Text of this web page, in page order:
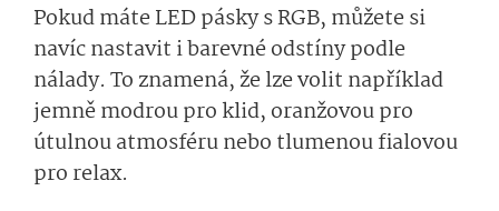
Pokud máte LED pásky s RGB, můžete si
navíc nastavit i barevné odstíny podle
nálady. To znamená, že lze volit například
jemně modrou pro klid, oranžovou pro
útulnou atmosféru nebo tlumenou fialovou
pro relax.